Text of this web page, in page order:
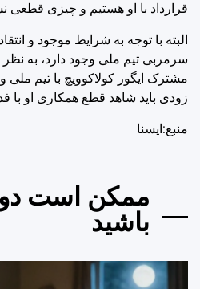
قرارداد با او هستیم و چیزی قطعی
البته با توجه به شرایط موجود و
سرمربی تیم ملی وجود دارد، به
مشترک ایگور کولاکوویچ با تیم ملی
زودی باید شاهد قطع همکاری او با
منبع:ایسنا
ممکن است
باشید